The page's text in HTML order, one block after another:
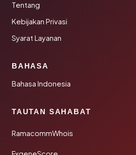
Tentang
Kebijakan Privasi
Syarat Layanan
BAHASA
Bahasa Indonesia
TAUTAN SAHABAT
RamacommWhois